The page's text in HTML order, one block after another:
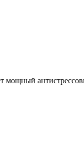
мощный